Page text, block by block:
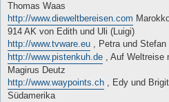
Thomas Waas
http://www.dieweltbereisen.com
914 AK von Edith und Uli (Luigi)
http://www.tvware.eu , Petra und
http://www.pistenkuh.de , Auf Weltreise
Magirus Deutz
http://www.waypoints.ch , Edy und
Südamerika